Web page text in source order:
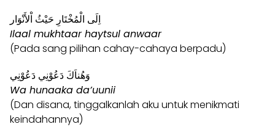
اِلَى الْمُخْتَارِ حَيْثُ اْلأَنْوَار
Ilaal mukhtaar haytsul anwaar
(Pada sang pilihan cahay-cahaya berpadu)
وَهُناَكَ دَعُوْنِي دَعُوْنِي
Wa hunaaka da’uunii
(Dan disana, tinggalkanlah aku untuk menikmati
keindahannya)